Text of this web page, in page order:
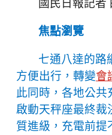
國民日報記者
焦點瀏覽
七通八達的路
方便出行，轉變會
此同時，各地公共
啟動天秤座最終裁
質進級，充電前提